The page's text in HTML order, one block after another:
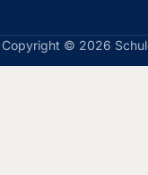
Copyright © 2026